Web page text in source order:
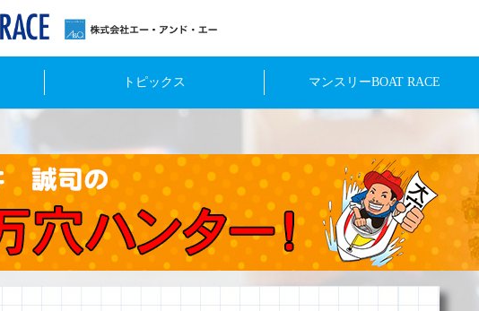
トピックス マンスリーBOAT RACE